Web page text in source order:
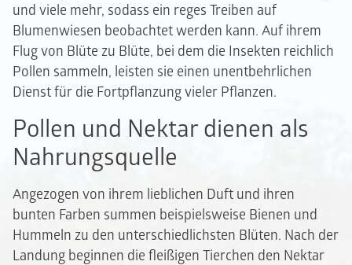
und viele mehr, sodass ein reges Treiben auf
Blumenwiesen beobachtet werden kann. Auf ihrem
Flug von Blüte zu Blüte, bei dem die Insekten reichlich
Pollen sammeln, leisten sie einen unentbehrlichen
Dienst für die Fortpflanzung vieler Pflanzen.
Pollen und Nektar dienen als
Nahrungsquelle
Angezogen von ihrem lieblichen Duft und ihren
bunten Farben summen beispielsweise Bienen und
Hummeln zu den unterschiedlichsten Blüten. Nach der
Landung beginnen die fleißigen Tierchen den Nektar